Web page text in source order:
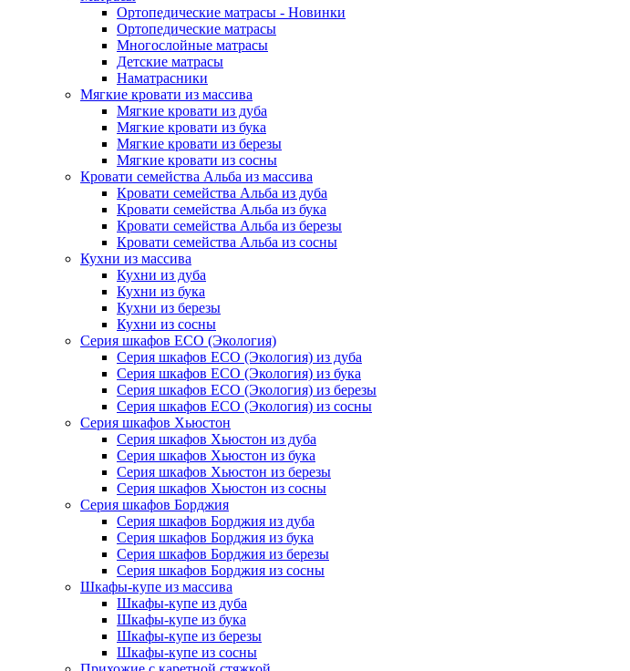
Ортопедические матрасы - Новинки
Ортопедические матрасы
Многослойные матрасы
Детские матрасы
Наматрасники
Мягкие кровати из массива
Мягкие кровати из дуба
Мягкие кровати из бука
Мягкие кровати из березы
Мягкие кровати из сосны
Кровати семейства Альба из массива
Кровати семейства Альба из дуба
Кровати семейства Альба из бука
Кровати семейства Альба из березы
Кровати семейства Альба из сосны
Кухни из массива
Кухни из дуба
Кухни из бука
Кухни из березы
Кухни из сосны
Серия шкафов ECO (Экология)
Серия шкафов ECO (Экология) из дуба
Серия шкафов ECO (Экология) из бука
Серия шкафов ECO (Экология) из березы
Серия шкафов ECO (Экология) из сосны
Серия шкафов Хьюстон
Серия шкафов Хьюстон из дуба
Серия шкафов Хьюстон из бука
Серия шкафов Хьюстон из березы
Серия шкафов Хьюстон из сосны
Серия шкафов Борджия
Серия шкафов Борджия из дуба
Серия шкафов Борджия из бука
Серия шкафов Борджия из березы
Серия шкафов Борджия из сосны
Шкафы-купе из массива
Шкафы-купе из дуба
Шкафы-купе из бука
Шкафы-купе из березы
Шкафы-купе из сосны